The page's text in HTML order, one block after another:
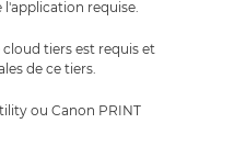
requise.
tiers est requis et
de ce tiers.
ou Canon PRINT